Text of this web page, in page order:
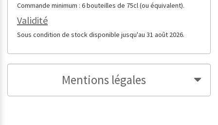
Commande minimum : 6 bouteilles de 75cl (ou équivalent).
Validité
Sous condition de stock disponible jusqu'au 31 août 2026.
Mentions légales